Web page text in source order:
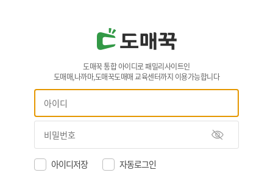
도매꾹 통합 아이디로 패밀리사이트인
도매매,나까마,도매꾹도매매 교육센터까지 이용가능합니다
아이디저장 자동로그인